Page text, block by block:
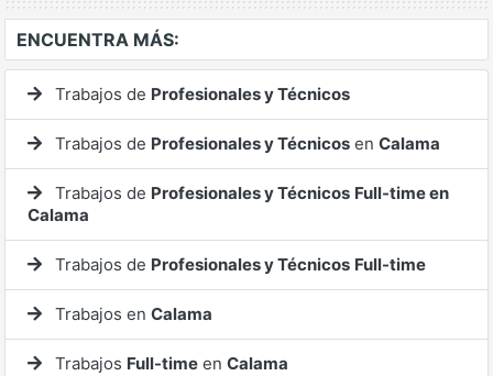
ENCUENTRA MÁS:
Trabajos de Profesionales y Técnicos
Trabajos de Profesionales y Técnicos en Calama
Trabajos de Profesionales y Técnicos Full-time en
Calama
Trabajos de Profesionales y Técnicos Full-time
Trabajos en Calama
Trabajos Full-time en Calama